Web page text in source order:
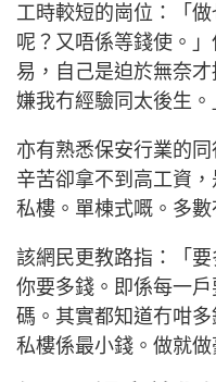
工時較短的崗位：「做
呢？又唔係等錢使。
易，自己是迫於無奈
嫌我冇經驗同太後生。
亦有熟悉保安行業的
辛苦卻拿不到高工資
私樓。單棟式嘅。多數
該網民更教路指：「
你要多錢。即係每一
碼。其實都知道冇咁
私樓係最小錢。做就做